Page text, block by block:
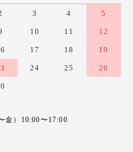
3 4 5
10 11 12
17 18 19
24 25 26
金）10:00〜17:00